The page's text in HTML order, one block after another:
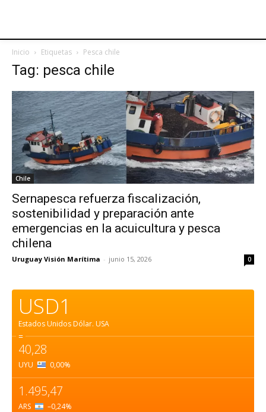
Inicio Etiquetas Pesca chile
Tag: pesca chile
Chile
Sernapesca refuerza fiscalización,
sostenibilidad y preparación ante
emergencias en la acuicultura y pesca
chilena
Uruguay Visión Marítima - junio 15, 2026 0
USD1
Estados Unidos Dólar. USA
=
40,28
UYU 0,00%
1.495,47
ARS –0,24%